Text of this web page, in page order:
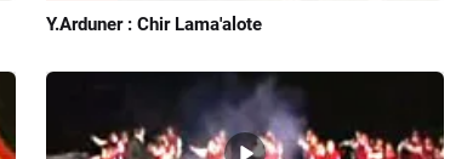
Y.Arduner : Chir Lama'alote